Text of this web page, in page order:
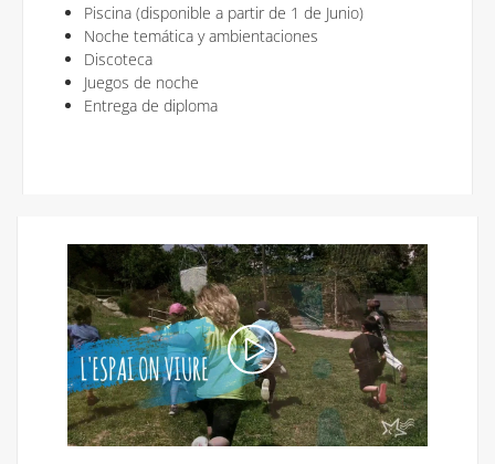
Piscina (disponible a partir de 1 de Junio)
Noche temática y ambientaciones
Discoteca
Juegos de noche
Entrega de diploma